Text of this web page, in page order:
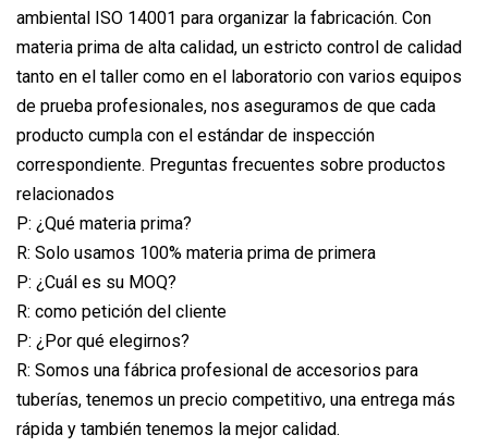
ambiental ISO 14001 para organizar la fabricación. Con
materia prima de alta calidad, un estricto control de calidad
tanto en el taller como en el laboratorio con varios equipos
de prueba profesionales, nos aseguramos de que cada
producto cumpla con el estándar de inspección
correspondiente. Preguntas frecuentes sobre productos
relacionados
P: ¿Qué materia prima?
R: Solo usamos 100% materia prima de primera
P: ¿Cuál es su MOQ?
R: como petición del cliente
P: ¿Por qué elegirnos?
R: Somos una fábrica profesional de accesorios para
tuberías, tenemos un precio competitivo, una entrega más
rápida y también tenemos la mejor calidad.